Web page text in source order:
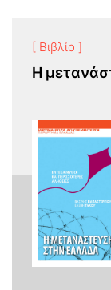
[ Βιβλίο ]
Η